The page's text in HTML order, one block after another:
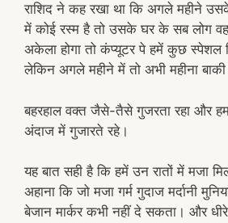
राशिद ने कह रखा था कि अगले महीने
में कोई रस्म है तो उसके घर के सब लोग
अकेला होगा तो कंप्यूटर पे हमें कुछ स्पेशल
लेकिन अगले महीने में तो अभी महीना बाकी
बहरहाल वक्त जैसे-तैसे गुजरता रहा और
अंदाज में गुजारते रहे।
यह बात सही है कि हमें उन रातों में मजा
अहाना कि जो मजा गर्म गुदाज मर्दानी
बेजान मार्कर कभी नहीं दे सकता। और